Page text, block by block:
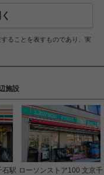
ることを表すものであり、実
施設
石駅 ローソンストア100 文京千